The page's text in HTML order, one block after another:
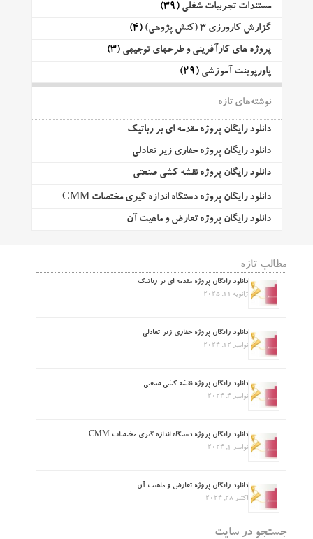
مستندات تجربیات شغلی (39)
گزارش کارورزی 3 (کنش پژوهی)
(4)
پروژه های کارآفرینی و طرحهای توجیهی (3)
پاورپوینت آموزشی (29)
نوشته‌های تازه
دانلود رایگان پروژه مقدمه ای بر رباتیک
دانلود رایگان پروژه حفاری زیر تعادلی
دانلود رایگان پروژه نقشه کشی صنعتی
دانلود رایگان پروژه دستگاه اندازه گیری مختصات CMM
دانلود رایگان پروژه تعارض و ماهیت آن
مطالب تازه
دانلود رایگان پروژه مقدمه ای بر رباتیک
ژانویه 11, 2025
دانلود رایگان پروژه حفاری زیر تعادلی
نوامبر 12, 2024
دانلود رایگان پروژه نقشه کشی صنعتی
نوامبر 4, 2024
دانلود رایگان پروژه دستگاه اندازه گیری مختصات CMM
نوامبر 1, 2024
دانلود رایگان پروژه تعارض و ماهیت آن
اکتبر 28, 2024
جستجو در سایت